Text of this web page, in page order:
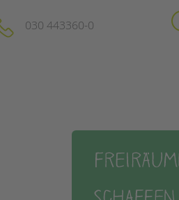
Impressum
Hinweisgebersystem
schließen
030 443360-0
Suchen